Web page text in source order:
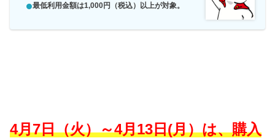
最低利用金額は1,000円（税込）以上が対象。
4月7日（火）～4月13日(月）は、購入